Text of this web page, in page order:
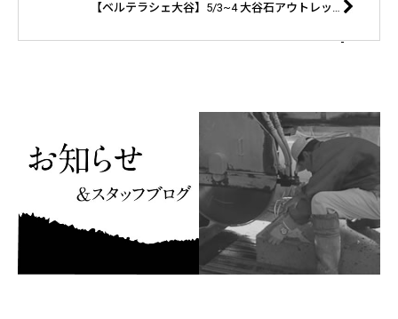
【ベルテラシェ大谷】5/3~4 大谷石アウトレットセールを開催致します！